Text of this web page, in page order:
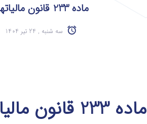
ماده 233 قانون مالیاتهای مستقیم
سه شنبه , 24 تیر 1404
ماده 233 قانون مالیاتهای مستقیم